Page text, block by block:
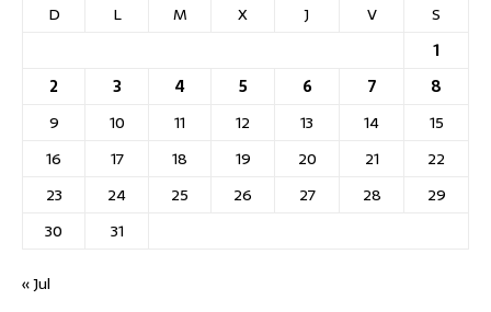
D
L M X J V
S
1
2
3 4 5 6 7
8
9
10 11 12 13 14
15
16
17 18 19 20 21
22
23
24 25 26 27 28
29
30
31
« Jul